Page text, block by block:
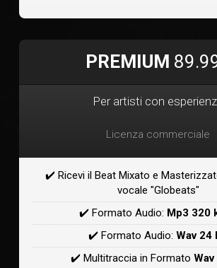
PREMIUM
Per artisti con
Licenza commerciale
✔️ Ricevi il Beat Mixato e
vocale "Globeats"
✔️ Formato Audio: Mp3 320
✔️ Formato Audio:Wav 24
✔️ Multitraccia in Formato